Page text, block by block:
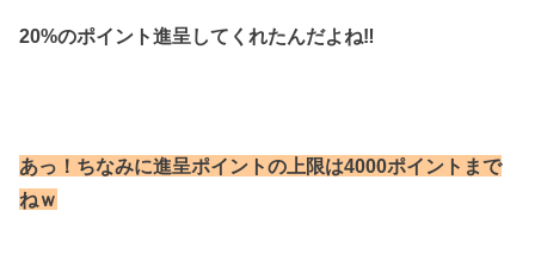
20%のポイント進呈してくれたんだよね‼
あっ！ちなみに進呈ポイントの上限は4000ポイントまで
ねｗ